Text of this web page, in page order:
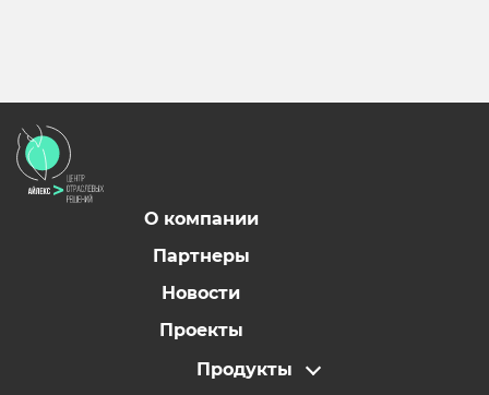
О компании
Партнеры
Новости
Проекты
Продукты